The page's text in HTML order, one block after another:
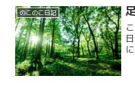
のこのこ日記